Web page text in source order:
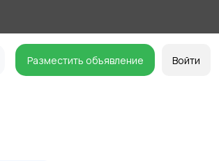
Разместить объявление Войти